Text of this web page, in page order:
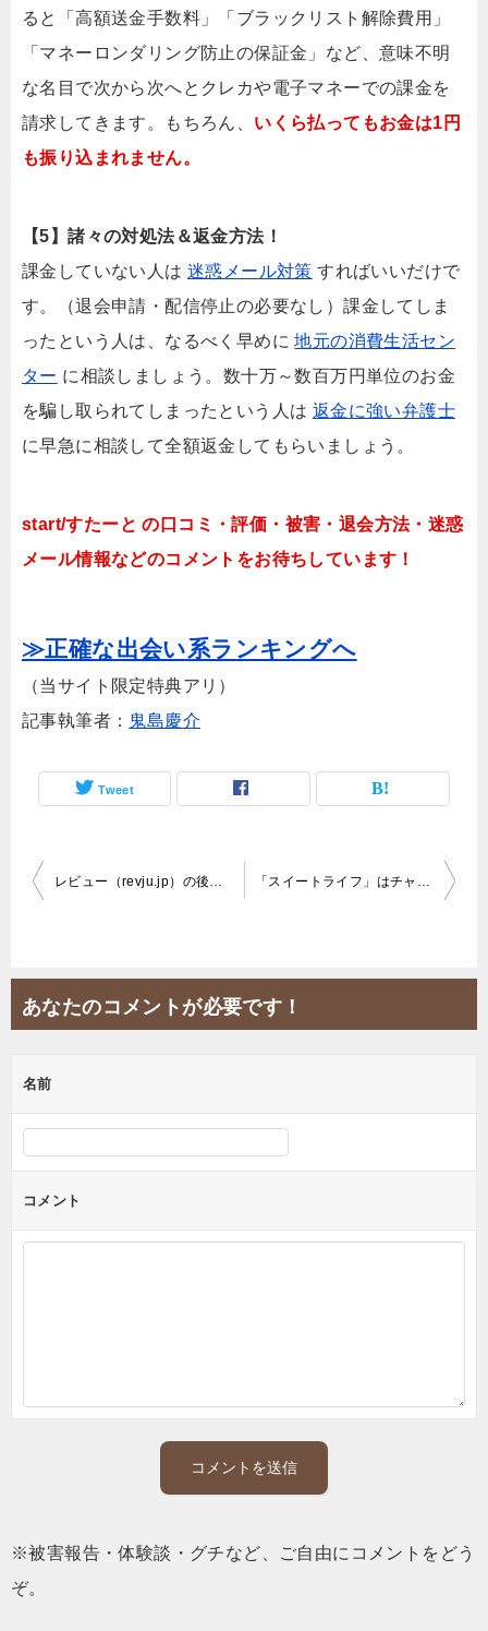
ると「高額送金手数料」「ブラックリスト解除費用」
「マネーロンダリング防止の保証金」など、意味不明
な名目で次から次へとクレカや電子マネーでの課金を
請求してきます。もちろん、 いくら払ってもお金は1円
も振り込まれません。
【5】諸々の対処法＆返金方法！
課金していない人は 迷惑メール対策 すればいいだけで
す。（退会申請・配信停止の必要なし）課金してしま
ったという人は、なるべく早めに地元の消費生活セン
ター に相談しましょう。数十万～数百万円単位のお金
を騙し取られてしまったという人は 返金に強い弁護士
に早急に相談して全額返金してもらいましょう。
start/すたーと の口コミ・評価・被害・退会方法・迷惑
メール情報などのコメントをお待ちしています！
≫正確な出会い系ランキングへ
（当サイト限定特典アリ）
記事執筆者： 鬼島慶介
Tweet
投
ビ
ゲ
シ
ン
レビュー（revju.jp）の後払い対処法&騙されたお金を全額返金させる方法 「スイートライフ」はチャット風のサクラサイト！騙しの手口がコレ！
あなたのコメントが必要です！
名前
コメント
※被害報告・体験談・グチなど、ご自由にコメントをどう
ぞ。